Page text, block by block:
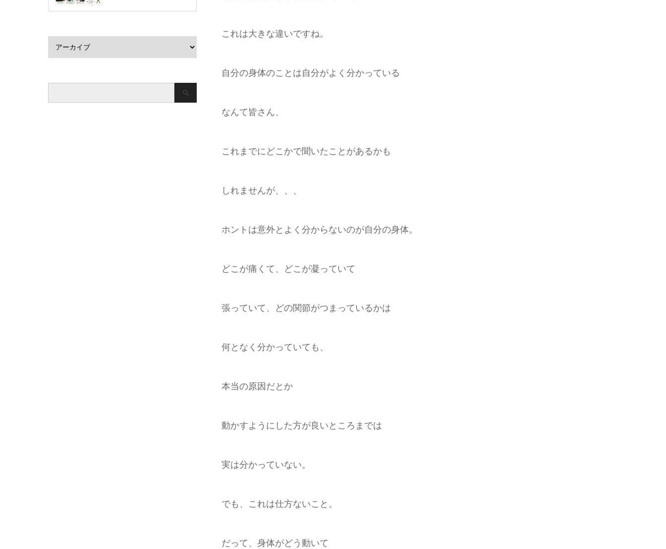
これは大きな違いですね。
自分の身体のことは自分がよく分かっている
なんて皆さん、
これまでにどこかで聞いたことがあるかも
しれませんが、、、
ホントは意外とよく分からないのが自分の身体。
どこが痛くて、どこが凝っていて
張っていて、どの関節がつまっているかは
何となく分かっていても、
本当の原因だとか
動かすようにした方が良いところまでは
実は分かっていない。
でも、これは仕方ないこと。
だって、身体がどう動いて